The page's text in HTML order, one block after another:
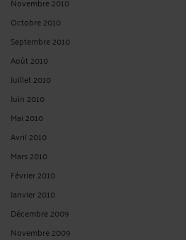
Octobre 2010
Septembre 2010
Août 2010
Juillet 2010
Juin 2010
Mai 2010
Avril 2010
Mars 2010
Février 2010
Janvier 2010
Décembre 2009
Novembre 2009